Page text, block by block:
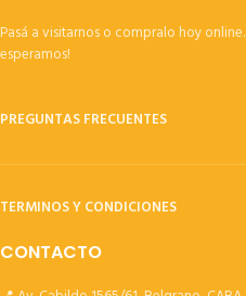
Pasá a visitarnos o compralo hoy online.
esperamos!
PREGUNTAS FRECUENTES
TERMINOS Y CONDICIONES
CONTACTO